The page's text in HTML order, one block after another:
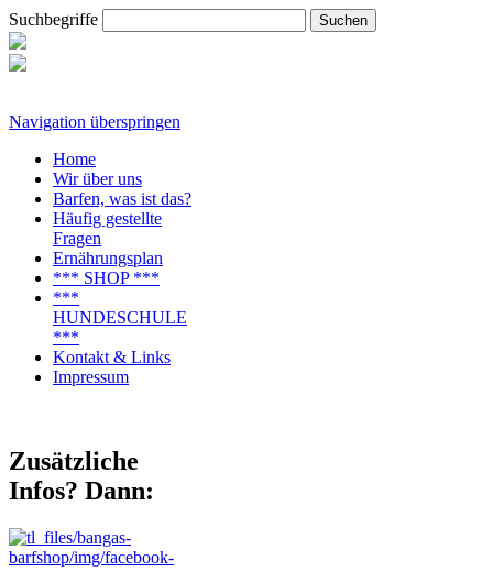
Suchbegriffe
Navigation überspringen
Home
Wir über uns
Barfen, was ist das?
Häufig gestellte
Fragen
Ernährungsplan
*** SHOP ***
***
HUNDESCHULE
***
Kontakt & Links
Impressum
Zusätzliche
Infos? Dann: